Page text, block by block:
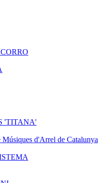
'TITANA'
d'Arrel de Catalunya